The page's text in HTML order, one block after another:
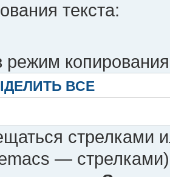
текста:
режим
ВСЕ
стрелками
—